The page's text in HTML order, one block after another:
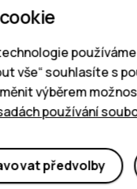
vše“ souhlasíte s
výběrem
používání
předvolby